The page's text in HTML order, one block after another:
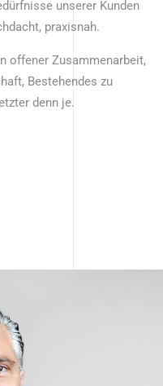
unserer Kunden
praxisnah.
offener Zusammenarbeit,
Bestehendes zu
denn je.